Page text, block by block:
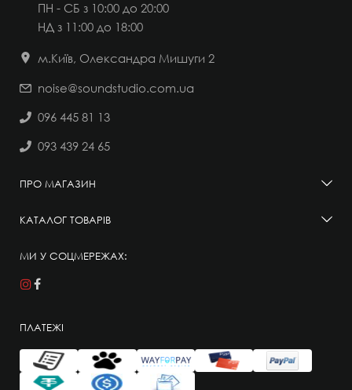
ПН - СБ з 10:00 до 20:00
НД з 11:00 до 18:00
м.Київ, Олександра Мишуги 2
noise@soundstudio.com.ua
096 445 81 13
093 439 24 65
ПРО МАГАЗИН
КАТАЛОГ ТОВАРІВ
МИ У СОЦМЕРЕЖАХ:
ПЛАТЕЖІ